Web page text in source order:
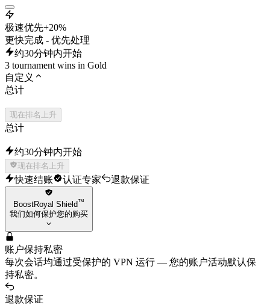
极速优先+20%
更快完成 - 优先处理
约30分钟内开始
3 tournament wins in Gold
自定义
总计
现在排名上升
总计
约30分钟内开始
现在排名上升
快速结账 认证专家 退款保证
BoostRoyal Shield™
我们如何保护您的购买
账户保持私密
每次会话均通过受保护的 VPN 运行 — 您的账户活动默认保
持私密。
退款保证